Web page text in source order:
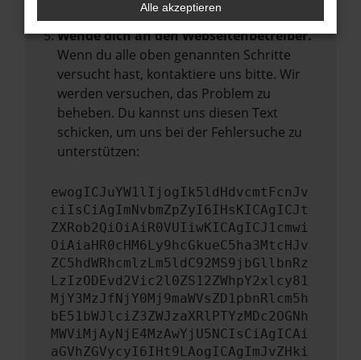
mehr unterstützt werden.
Wende dich an den Webseitenbetreiber.
Wenn du alle oben genannten Schritte
versucht hast, kontaktiere uns bitte. Wir
werden versuchen, das Problem zu
beheben. Du kannst uns diesen Text
schicken, um uns bei der Fehlersuche zu
unterstützen:
ewogICJuYW1lIjogIk5ldHdvcmtFcnJv
ciIsCiAgImNvbmZpZyI6IHsKICAgICJt
ZXRob2QiOiAiR0VUIiwKICAgICJ1cmwi
OiAiaHR0cHM6Ly9hcGkueC5ha3MtcHJv
ZC5hdWRhcmlzLm5ldC92MS9jbGllbnRz
LzIzODEvd2Vic2l0ZS12ZWhpY2xlcy81
MjY3MzJfNjY0Mj9maWVsZD1pbnRlcm5h
bE51bWJlciZ3ZWJzaXRlPTYzMDc2OGNh
MWViMjAyNjE4MzAwYjU5NCIsCiAgICAi
aGVhZGVycyI6IHt9LAogICAgImJvZHki
Alle akzeptieren